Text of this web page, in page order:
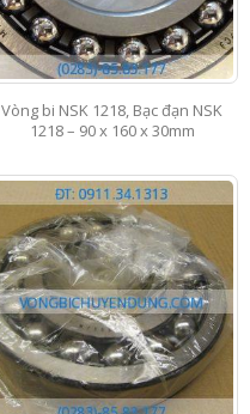
Vòng bi NSK 1218, Bạc đạn NSK
1218 – 90 x 160 x 30mm